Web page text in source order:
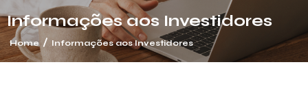
Informações aos Investidores
Home / Informações aos Investidores